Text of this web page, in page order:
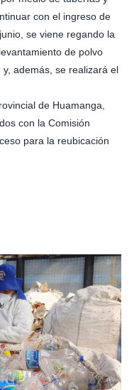
con el ingreso de
se viene regando la
de polvo
además, se realizará el
de Huamanga,
con la Comisión
para la reubicación